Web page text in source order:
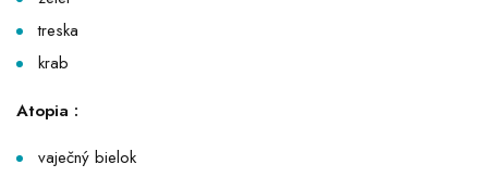
treska
krab
Atopia :
vaječný bielok